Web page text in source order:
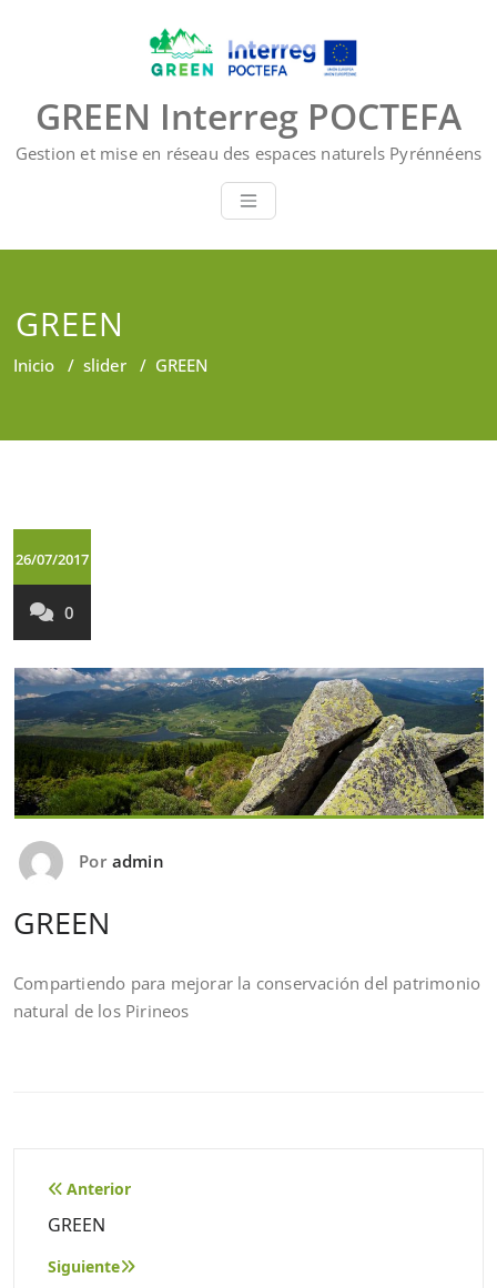
GREEN Interreg POCTEFA
Gestion et mise en réseau des espaces naturels Pyrénnéens
GREEN
Inicio / slider / GREEN
26/07/2017
0
Por admin
GREEN
Compartiendo para mejorar la conservación del patrimonio
natural de los Pirineos
Navegación
de
entradas
Anterior
GREEN
Siguiente